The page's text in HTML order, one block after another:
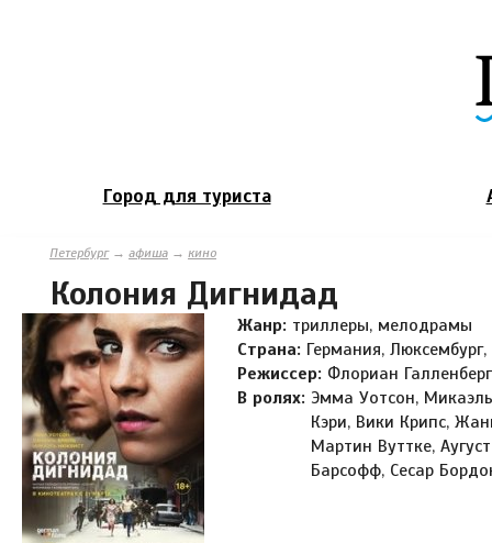
Город для туриста
Петербург→ афиша → кино
Колония Дигнидад
Жанр: триллеры, мелодрамы
Страна: Германия,
Режиссер: Флориан
В ролях: Эмма Уотсон,
Кэри, Вики Крипс,
Мартин Вуттке,
Барсофф, Сесар